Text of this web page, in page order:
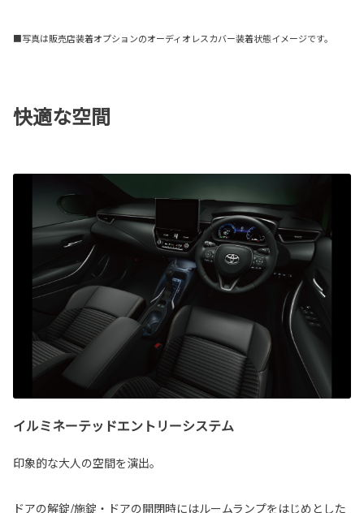
■写真は販売店装着オプションのオーディオレスカバー装着状態イメージです。
快適な空間
イルミネーテッドエントリーシステム
印象的な大人の空間を演出。
ドアの解錠/施錠・ドアの開閉時にはルームランプをはじめとした